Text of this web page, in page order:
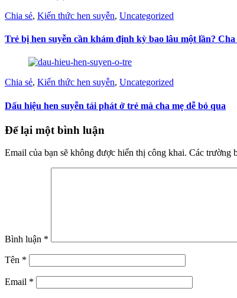
Chia sẻ, Kiến thức hen suyễn, Uncategorized
Trẻ bị hen suyễn cần khám định kỳ bao lâu một lần? Cha
Chia sẻ, Kiến thức hen suyễn, Uncategorized
Dấu hiệu hen suyễn tái phát ở trẻ mà cha mẹ dễ bỏ qua
Để lại một bình luận
Email của bạn sẽ không được hiển thị công khai. Các trường
Bình luận *
Tên *
Email *